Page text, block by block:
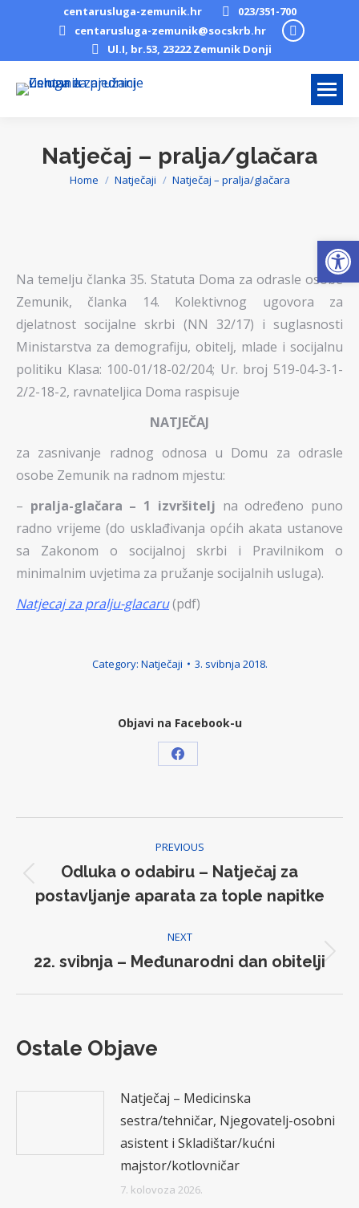
centarusluga-zemunik.hr
023/351-700
centarusluga-zemunik@socskrb.hr
Facebook
opens
Ul.I, br.53, 23222 Zemunik Donji
Natječaj – pralja/glačara
You are here:
Home Natječaji Natječaj – pralja/glačara
Na temelju članka 35. Statuta Doma za odrasle osobe
Zemunik, članka 14. Kolektivnog ugovora za
djelatnost socijalne skrbi (NN 32/17) i suglasnosti
Ministarstva za demografiju, obitelj, mlade i socijalnu
politiku Klasa: 100-01/18-02/204; Ur. broj 519-04-3-1-
2/2-18-2, ravnateljica Doma raspisuje
NATJEČAJ
za zasnivanje radnog odnosa u Domu za odrasle
osobe Zemunik na radnom mjestu:
– pralja-glačara – 1 izvršitelj na određeno puno
radno vrijeme (do usklađivanja općih akata ustanove
sa Zakonom o socijalnoj skrbi i Pravilnikom o
minimalnim uvjetima za pružanje socijalnih usluga).
Natjecaj za pralju-glacaru(pdf)
Category: Natječaji 3. svibnja 2018.
Objavi na Facebook-u
Share
Facebook
navigation
PREVIOUS
Previous
post:
Odluka o odabiru – Natječaj za
postavljanje aparata za tople napitke
NEXT
Next
22. svibnja – Međunarodni dan obitelji
Ostale Objave
Natječaj – Medicinska
sestra/tehničar, Njegovatelj-osobni
asistent i Skladištar/kućni
majstor/kotlovničar
7. kolovoza 2026.